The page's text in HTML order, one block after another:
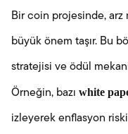
Bir coin projesinde, arz
büyük önem taşır. Bu
stratejisi ve ödül
Örneğin, bazı white
izleyerek enflasyon